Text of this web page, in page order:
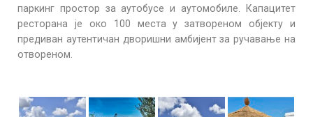
паркинг простор за аутобусе и аутомобиле. Капацитет
ресторана је око 100 места у затвореном објекту и
предиван аутентичан дворишни амбијент за ручавање на
отвореном.